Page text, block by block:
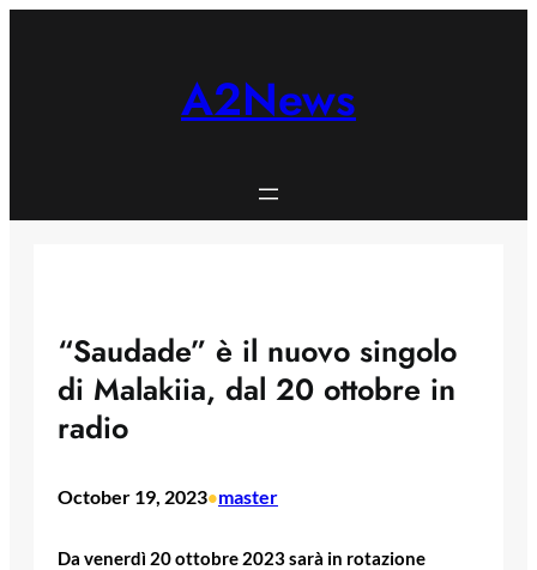
A2News
“Saudade” è il nuovo singolo
di Malakiia, dal 20 ottobre in
radio
October 19, 2023•master
Da venerdì 20 ottobre 2023 sarà in rotazione